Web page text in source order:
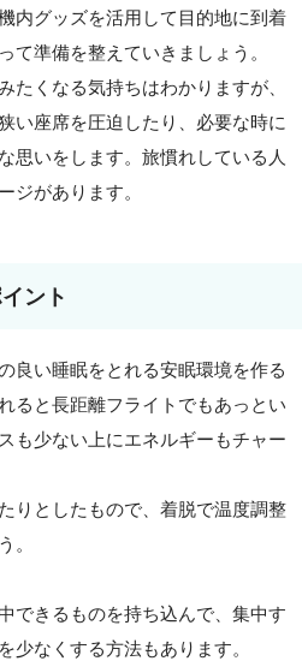
内グッズを活用して目的地に到着
て準備を整えていきましょう。
たくなる気持ちはわかりますが、
い座席を圧迫したり、必要な時に
思いをします。旅慣れしている人
ジがあります。
ント
良い睡眠をとれる安眠環境を作る
ると長距離フライトでもあっとい
も少ない上にエネルギーもチャー
りとしたもので、着脱で温度調整
。
できるものを持ち込んで、集中す
少なくする方法もあります。